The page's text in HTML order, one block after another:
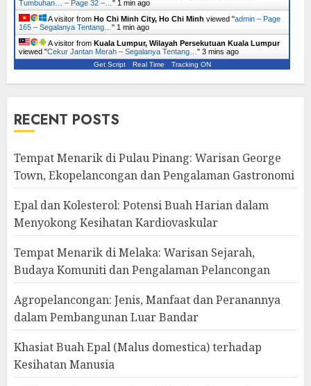
Tumbuhan… – Page 32 –… " 1 min ago
A visitor from Ho Chi Minh City, Ho Chi Minh viewed "admin – Page
165 – Segalanya Tentang… " 1 min ago
A visitor from Kuala Lumpur, Wilayah Persekutuan Kuala Lumpur
viewed "Cekur Jantan Merah – Segalanya Tentang… " 3 mins ago
Get Script Real Time Tracking ON
RECENT POSTS
Tempat Menarik di Pulau Pinang: Warisan George
Town, Ekopelancongan dan Pengalaman Gastronomi
Epal dan Kolesterol: Potensi Buah Harian dalam
Menyokong Kesihatan Kardiovaskular
Tempat Menarik di Melaka: Warisan Sejarah,
Budaya Komuniti dan Pengalaman Pelancongan
Agropelancongan: Jenis, Manfaat dan Peranannya
dalam Pembangunan Luar Bandar
Khasiat Buah Epal (Malus domestica) terhadap
Kesihatan Manusia